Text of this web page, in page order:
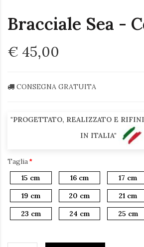
Bracciale Sea -
€ 45,00
CONSEGNA GRATUITA
"PROGETTATO, REALIZZATO E
IN ITALIA"
Taglia
15 cm
16 cm 17 cm
19 cm
20 cm 21 cm
23 cm
24 cm 25 cm